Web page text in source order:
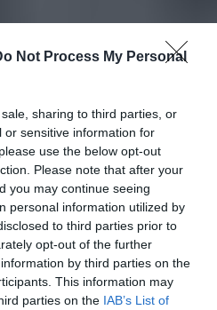
Not Process My Personal
sharing to third parties, or
or sensitive information for
use the below opt-out
Please note that after your
you may continue seeing
personal information utilized by
to third parties prior to
opt-out of the further
by third parties on the
This information may
parties on the IAB’s List of